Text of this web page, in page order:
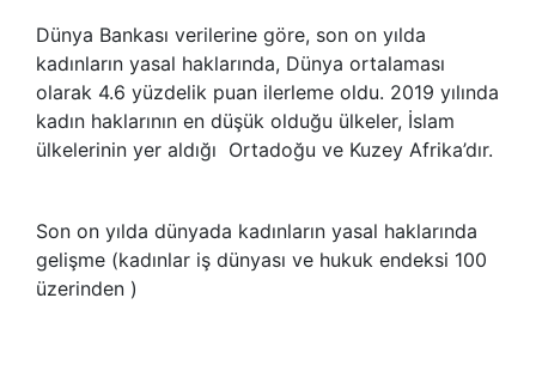
Dünya Bankası verilerine göre, son on yılda
kadınların yasal haklarında, Dünya ortalaması
olarak 4.6 yüzdelik puan ilerleme oldu. 2019 yılında
kadın haklarının en düşük olduğu ülkeler, İslam
ülkelerinin yer aldığı Ortadoğu ve Kuzey Afrika’dır.
Son on yılda dünyada kadınların yasal haklarında
gelişme (kadınlar iş dünyası ve hukuk endeksi 100
üzerinden )